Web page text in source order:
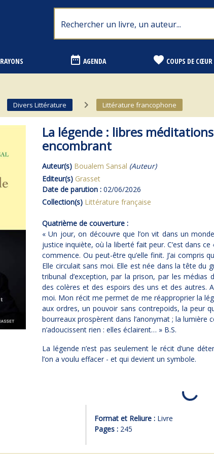
RAYONS date_range AGENDA favorite COUPS DE CŒUR
Divers Littérature navigate_next Littérature francophone
La légende : libres
encombrant
Auteur(s) Boualem Sansal (Auteur)
Editeur(s) Grasset
Date de parution : 02/06/2026
Collection(s) Littérature française
Quatrième de couverture :
« Un jour, on découvre que l’on vit dans un
justice inquiète, où la liberté fait peur. C’est dans
commence. Ou peut-être qu’elle finit. J’ai compris
Elle circulait sans moi. Elle est née dans la tête du
tribunal d’exception, par la prison, par les médias
des colères et des espoirs des uns et des autres.
moi. Mon récit me permet de me réapproprier la
aux ordres, un pouvoir sans contrepoids, la peur
bourreaux prospèrent dans l’anonymat ; la lumière
n’adoucissent rien : elles éclairent… » B.S.
La légende n’est pas seulement le récit d’une
l’on a voulu effacer - et qui devient un symbole.
Format et Reliure : Livre
Pages :245